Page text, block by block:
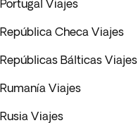
Portugal Viajes
República Checa Viajes
Repúblicas Bálticas Viajes
Rumanía Viajes
Rusia Viajes